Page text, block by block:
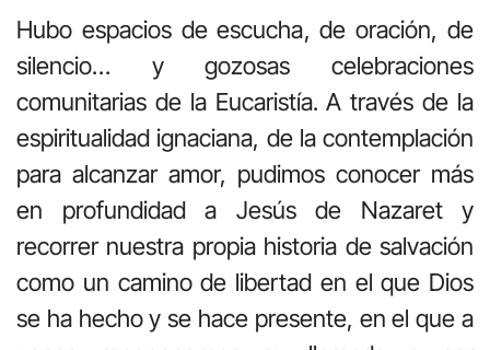
Hubo espacios de escucha, de oración, de
silencio… y gozosas celebraciones
comunitarias de la Eucaristía. A través de la
espiritualidad ignaciana, de la contemplación
para alcanzar amor, pudimos conocer más
en profundidad a Jesús de Nazaret y
recorrer nuestra propia historia de salvación
como un camino de libertad en el que Dios
se ha hecho y se hace presente, en el que a